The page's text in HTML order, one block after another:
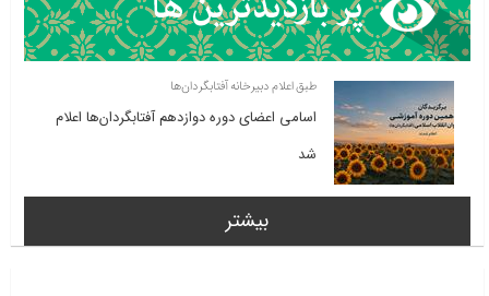
طبق اعلام دبیرخانه آفتابگردان‌ها
اسامی اعضای دوره دوازدهم آفتابگردان‌ها اعلام
شد
بیشتر